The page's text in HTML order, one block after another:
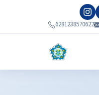
6281238570622